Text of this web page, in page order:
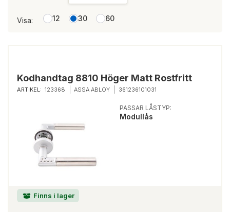
Visa: 12 30 60
Kodhandtag 8810 Höger Matt Rostfritt
ARTIKEL: 123368 ASSA ABLOY 361236101031
Finns i lager
PASSAR LÅSTYP:
Modullås